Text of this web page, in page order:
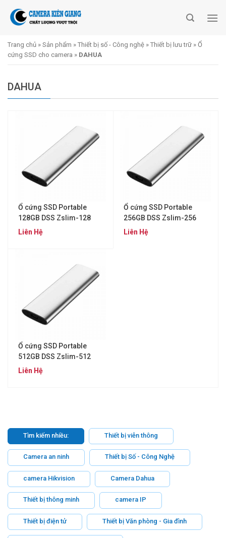
Trang chủ » Sản phẩm » Thiết bị số - Công nghệ » Thiết bị lưu trữ » Ổ
cứng SSD cho camera » DAHUA
DAHUA
Ổ cứng SSD Portable
128GB DSS Zslim-128
Liên Hệ
Ổ cứng SSD Portable
256GB DSS Zslim-256
Liên Hệ
Ổ cứng SSD Portable
512GB DSS Zslim-512
Liên Hệ
Tìm kiếm nhiều: Thiết bị viễn thông
Camera an ninh Thiết bị Số - Công Nghệ
camera Hikvision Camera Dahua
Thiết bị thông minh camera IP
Thiết bị điện tử Thiết bị Văn phòng - Gia đình